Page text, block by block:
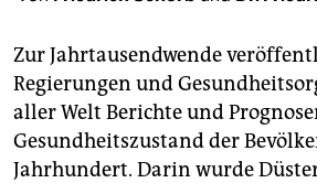
unterstützen
abo
genossenschaft
Zur Jahrtausendwende
Regierungen und
aller Welt Berichte und
Gesundheitszustand der
Jahrhundert. Darin wurde